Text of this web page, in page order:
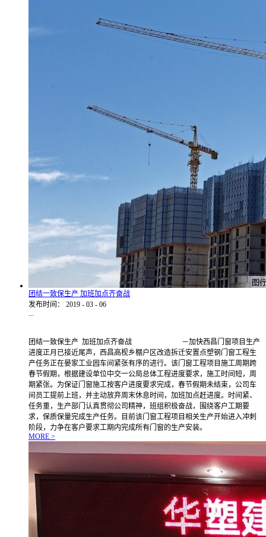
团结一致保生产 加班加点齐奋战
发布时间：
2019 - 03 - 06
...
团结一致保生产 加班加点齐奋战 －加快西昌门窗项目生产
进度正月已接近尾声，西昌高枧乡棚户区改造拆迁安置点塑钢门窗工程生
产任务正在晏家工业园车间紧张有序的进行。该门窗工程项目施工周期跨
春节假期，根据建设单位中交一公局总体工程进度要求，施工时间短，周
期紧张。为保证门窗施工按客户进度要求完成，春节假期未结束，公司车
间员工提前上班，并主动放弃周末休息时间，加班加点赶进度。时间紧、
任务重，生产部门认真贯彻公司精神，班组积极奋战，围绕客户工期要
求，保质保量完成生产任务。目前该门窗工程项目相关生产开始进入冲刺
阶段，力争在客户要求工期内完成所有门窗的生产安装。
MORE >